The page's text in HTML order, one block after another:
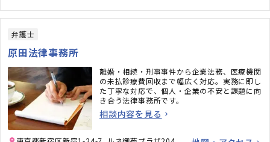
弁護士
原田法律事務所
離婚・相続・刑事事件から企業法務、医療機関
の未払診療費回収まで幅広く対応。実務に即し
た丁寧な対応で、個人・企業の不安と課題に向
き合う法律事務所です。
相談内容を見る